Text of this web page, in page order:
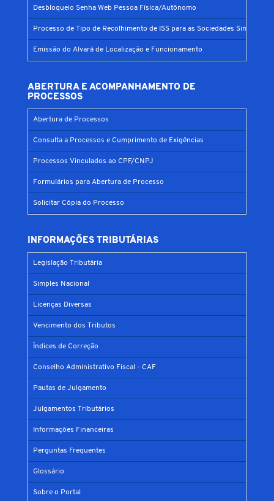
Desbloqueio Senha Web Pessoa Física/Autônomo
Processo de Tipo de Recolhimento de ISS para as Sociedades Simples
Emissão do Alvará de Localização e Funcionamento
ABERTURA E ACOMPANHAMENTO DE
PROCESSOS
Abertura de Processos
Consulta a Processos e Cumprimento de Exigências
Processos Vinculados ao CPF/CNPJ
Formulários para Abertura de Processo
Solicitar Cópia do Processo
INFORMAÇÕES TRIBUTÁRIAS
Legislação Tributária
Simples Nacional
Licenças Diversas
Vencimento dos Tributos
Índices de Correção
Conselho Administrativo Fiscal - CAF
Pautas de Julgamento
Julgamentos Tributários
Informações Financeiras
Perguntas Frequentes
Glossário
Sobre o Portal